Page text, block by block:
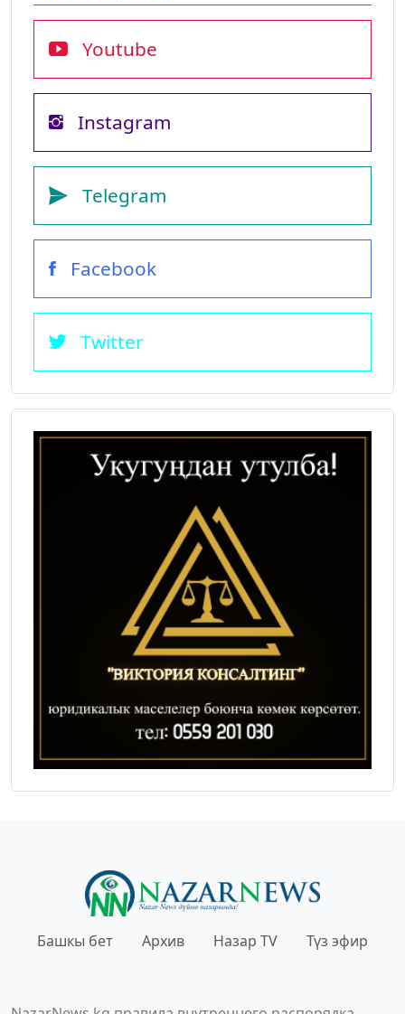
Youtube
Instagram
Telegram
Facebook
Twitter
Башкы бет Архив Назар TV Түз эфир